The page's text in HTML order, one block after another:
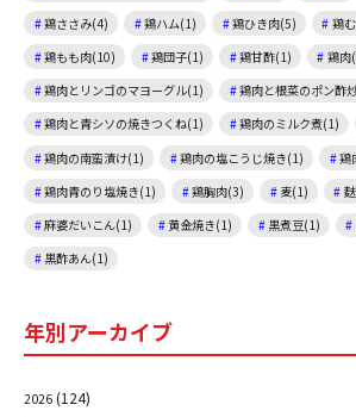
鶏ささみ(4)
鶏ハム(1) 鶏ひき肉(5) 鶏
鶏もも肉(10)
鶏団子(1) 鶏甘酢(1) 鶏肉
鶏肉とリンゴのマヨーグル(1)
鶏肉と根菜のポン酢
鶏肉と青シソの焼きつくね(1)
鶏肉のミルク煮(1)
鶏肉の南蛮漬け(1)
鶏肉の塩こうじ焼き(1)
鶏
鶏肉青のり塩焼き(1)
鶏胸肉(3) 麦(1)
麻婆だいこん(1)
黄金焼き(1) 黒煮豆(1)
黒酢あん(1)
年別アーカイブ
2026(124)